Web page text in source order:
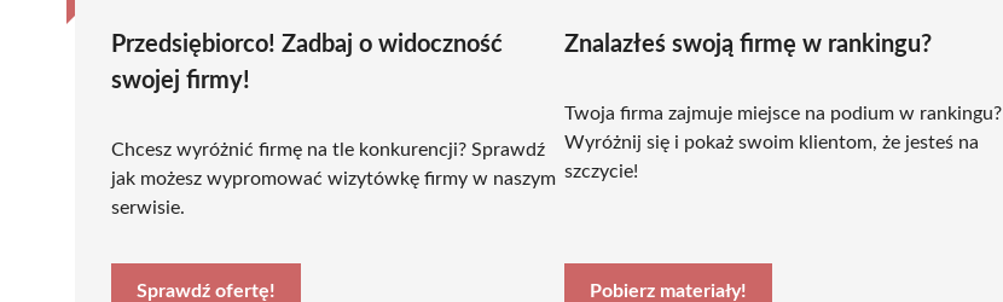
Przedsiębiorco! Zadbaj o widoczność
swojej firmy!
Chcesz wyróżnić firmę na tle konkurencji? Sprawdź
jak możesz wypromować wizytówkę firmy w naszym
serwisie.
Sprawdź ofertę!
Znalazłeś swoją firmę w rankingu?
Twoja firma zajmuje miejsce na podium w rankingu?
Wyróżnij się i pokaż swoim klientom, że jesteś na
szczycie!
Pobierz materiały!